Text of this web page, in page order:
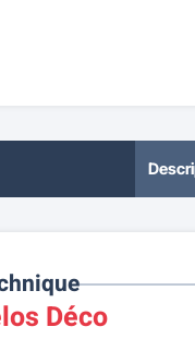
Déco